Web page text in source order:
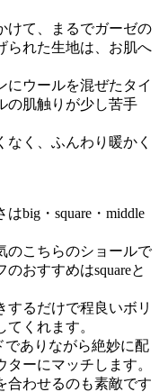
けて、まるでガーゼの
られた生地は、お肌へ
にウールを混ぜたタイ
の肌触りが少し苦手
く、ふんわり暖かく
big・square・middle
のこちらのショールで
おすすめはsquareと
するだけで程良いボリ
くれます。
でありながら絶妙に配
ーにマッチします。
合わせるのも素敵です